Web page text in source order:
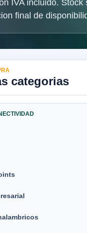
IVA incluido. Stock
final de
categorias